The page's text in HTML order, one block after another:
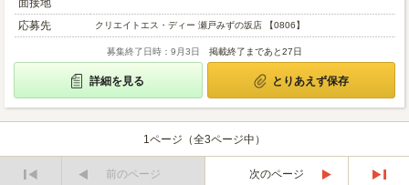
面接地
応募先
クリエイトエス・ディー 瀬戸みずの坂店 【0806】
募集終了日時：9月3日 掲載終了まであと27日
詳細を見る とりあえず保存
1ページ（全3ページ中）
前のページ
次のページ